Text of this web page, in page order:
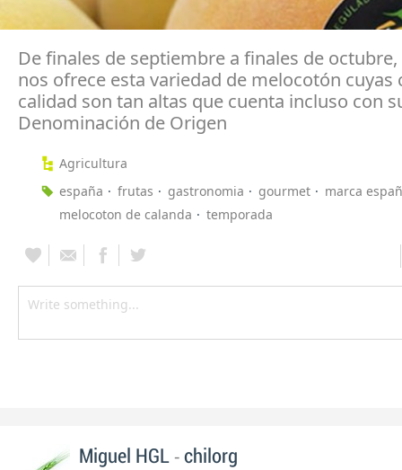
De finales de septiembre a finales de
nos ofrece esta variedad de melocotón cuyas
calidad son tan altas que cuenta incluso con
Denominación de Origen
Agricultura
españa
frutas gastronomia gourmet
marca
melocoton de calanda
temporada
Miguel HGL - chilorg